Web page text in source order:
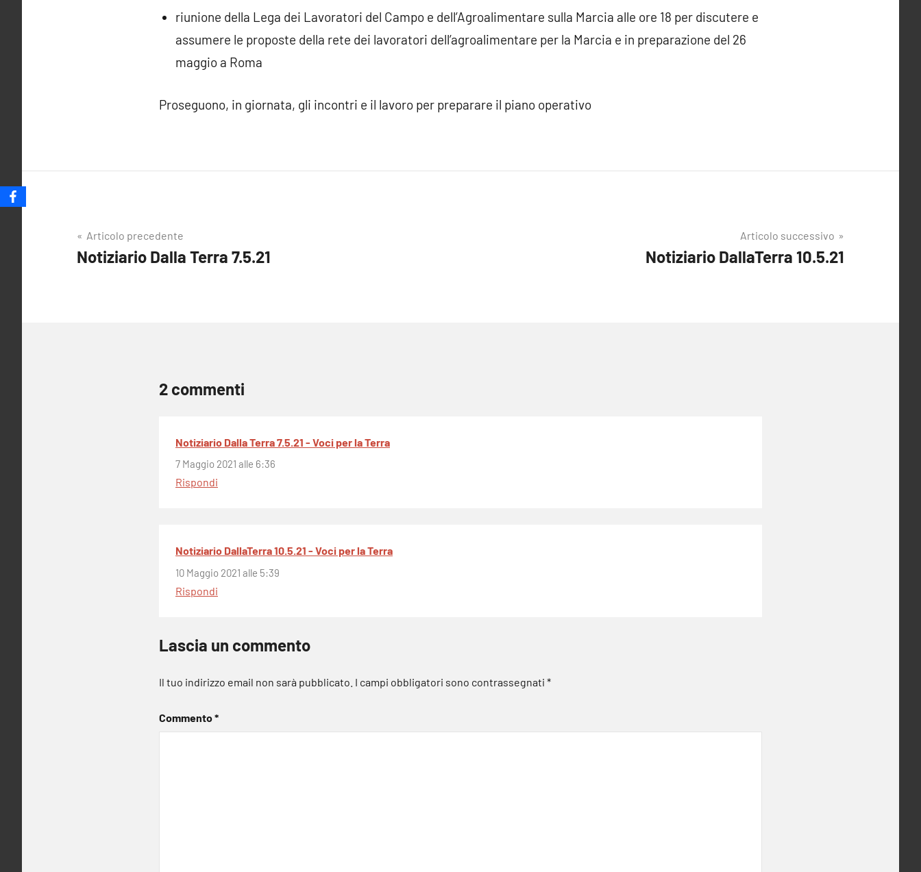
riunione della Lega dei Lavoratori del Campo e dell’Agroalimentare sulla Marcia alle ore 18 per discutere e
assumere le proposte della rete dei lavoratori dell’agroalimentare per la Marcia e in preparazione del 26
maggio a Roma
Proseguono, in giornata, gli incontri e il lavoro per preparare il piano operativo
Navigazione
articoli
Articolo precedente
Notiziario Dalla Terra 7.5.21
Articolo successivo
Notiziario DallaTerra 10.5.21
2 commenti
Notiziario Dalla Terra 7.5.21 - Voci per la Terra
7 Maggio 2021 alle 6:36
Rispondi
Notiziario DallaTerra 10.5.21 - Voci per la Terra
10 Maggio 2021 alle 5:39
Rispondi
Lascia un commento
Il tuo indirizzo email non sarà pubblicato. I campi obbligatori sono contrassegnati *
Commento*